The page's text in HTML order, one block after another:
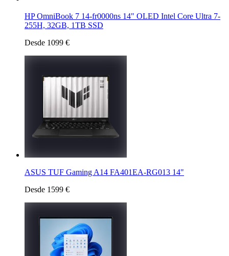
HP OmniBook 7 14-fr0000ns 14" OLED Intel Core Ultra 7-
255H, 32GB, 1TB SSD
Desde 1099 €
ASUS TUF Gaming A14 FA401EA-RG013 14"
Desde 1599 €